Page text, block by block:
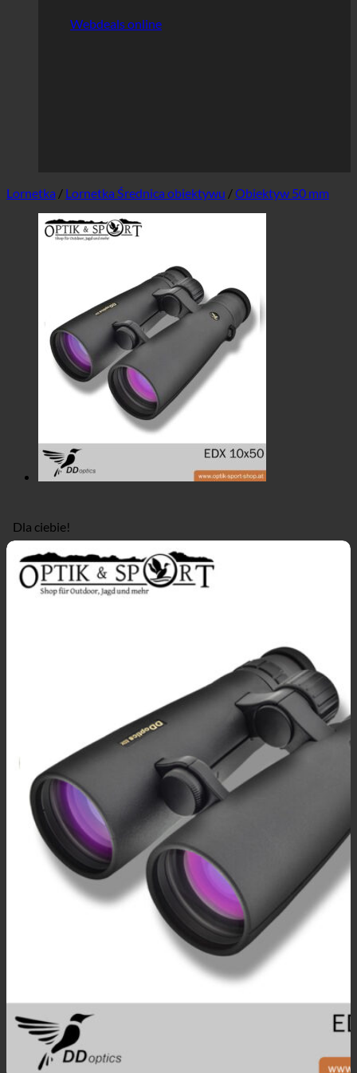
Webdeals online
Lornetka / Lornetka Średnica obiektywu /Obiektyw 50 mm
Dla ciebie!